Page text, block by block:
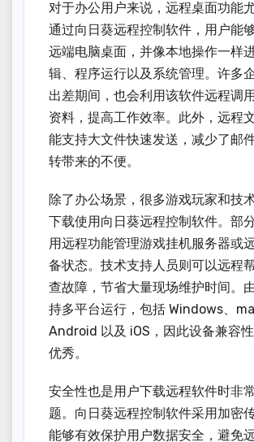
对于办公用户来说，远程桌面功能尤
通过向日葵远程控制软件，用户能
远端电脑桌面，并像本地操作一样
辑、程序运行以及系统管理。许多
出差期间，也会利用该软件远程调
资料，提高工作效率。此外，远程
能支持大文件快速发送，减少了邮
转带来的不便。
除了办公场景，很多游戏玩家和技
下载使用向日葵远程控制软件。部
用远程功能管理游戏挂机服务器或
备状态。技术支持人员则可以远程
查故障，节省大量现场维护时间。
持多平台运行，包括 Windows、
Android 以及 iOS，因此设备兼容
优秀。
安全性也是用户下载远程软件时非
题。向日葵远程控制软件采用加密
能够有效保护用户数据安全，避免